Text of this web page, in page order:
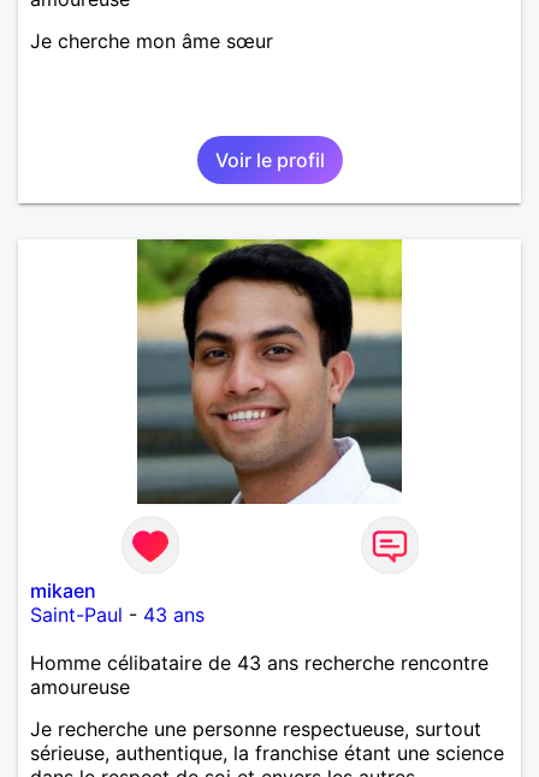
Je cherche mon âme sœur
Voir le profil
mikaen
Saint-Paul - 43 ans
Homme célibataire de 43 ans recherche rencontre
amoureuse
Je recherche une personne respectueuse, surtout
sérieuse, authentique, la franchise étant une science